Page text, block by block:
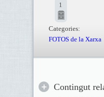
1
Categories:
FOTOS de la Xarxa
Contingut